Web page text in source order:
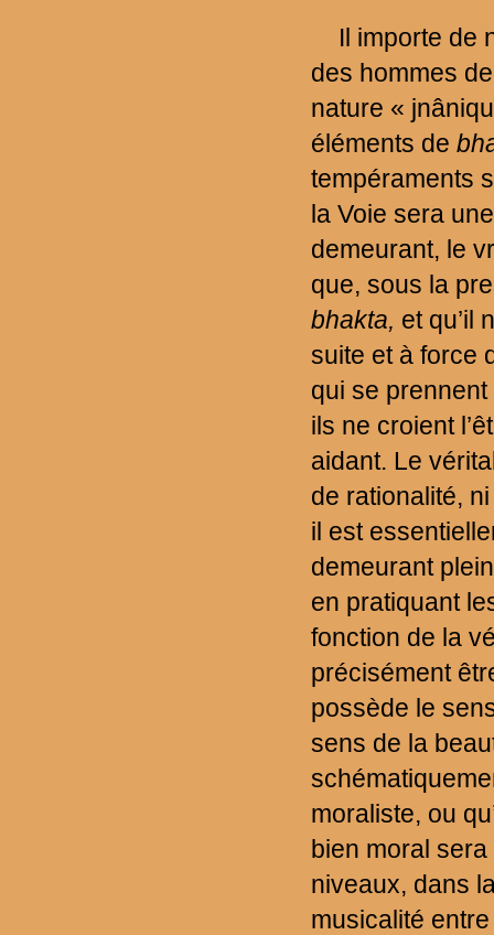
Il importe de
des hommes
nature «
éléments de
tempéraments
la Voie sera
demeurant, le
que, sous la
bhakta, et qu’il
suite et à force
qui se
ils ne croient
aidant. Le
de rationalité,
il est
demeurant
en pratiquant
fonction de la
précisément
possède le
sens de la
moraliste, ou
bien moral
niveaux, dans
musicalité